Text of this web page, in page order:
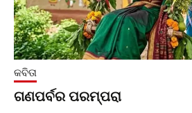
କବିତା
ଗଣପର୍ବର ପରମ୍ପରା